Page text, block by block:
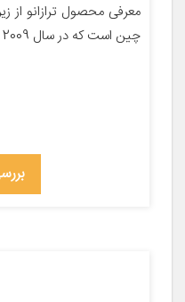
چین است که در سال 2009 پایه گذاری شده است. […]